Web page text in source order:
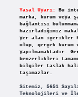
Yasal Uyarı:
Bu
marka, kurum
bağlantısı
hazırladığımız
yer alan içerikler
olup, gerçek kurum
yapılmamaktadır.
benzerlikleri
bilgiler taslak
taşımazlar.
Sitemiz, 5651
Teknolojileri ve